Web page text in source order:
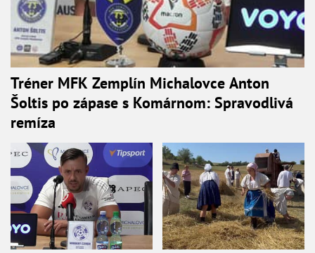
Tréner MFK Zemplín Michalovce Anton
Šoltis po zápase s Komárnom: Spravodlivá
remíza